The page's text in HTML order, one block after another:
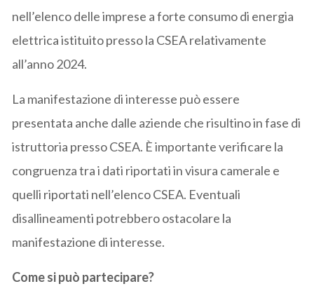
nell’elenco delle imprese a forte consumo di energia
elettrica istituito presso la CSEA relativamente
all’anno 2024.
La manifestazione di interesse può essere
presentata anche dalle aziende che risultino in fase di
istruttoria presso CSEA. È importante verificare la
congruenza tra i dati riportati in visura camerale e
quelli riportati nell’elenco CSEA. Eventuali
disallineamenti potrebbero ostacolare la
manifestazione di interesse.
Come si può partecipare?